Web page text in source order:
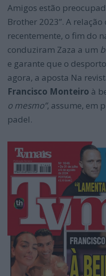
Amigos estão
Brother 2023”. A
recentemente, o fim do
conduziram Zaza a um
e garante que o
agora, a aposta Na
Francisco Monteiro à
o mesmo”, assume, em
padel.